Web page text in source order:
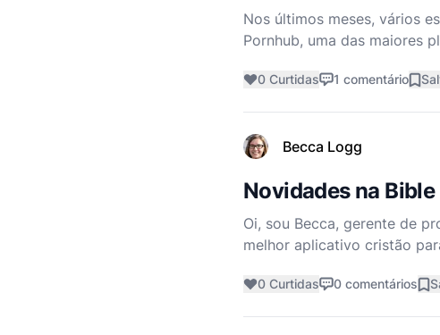
Nos últimos meses, vários
Pornhub, uma das maiores
0 Curtidas 1 comentário
Becca Logg
Novidades na
Oi, sou Becca, gerente de
melhor aplicativo cristão
0 Curtidas 0 comentários